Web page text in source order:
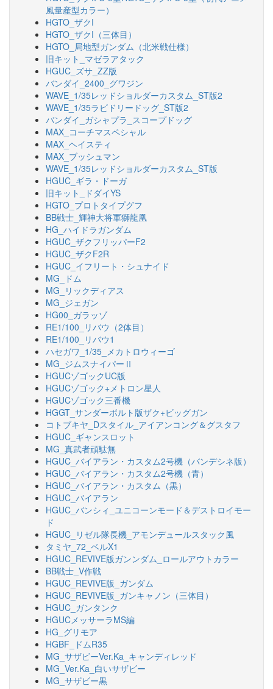
風量産型カラー）
HGTO_ザクI
HGTO_ザクI（三体目）
HGTO_局地型ガンダム（北米戦仕様）
旧キット_マゼラアタック
HGUC_ズサ_ZZ版
バンダイ_2400_グワジン
WAVE_1/35レッドショルダーカスタム_ST版2
WAVE_1/35ラビドリードッグ_ST版2
バンダイ_ガシャプラ_スコープドッグ
MAX_コーチマスペシャル
MAX_ヘイスティ
MAX_ブッシュマン
WAVE_1/35レッドショルダーカスタム_ST版
HGUC_ギラ・ドーガ
旧キット_ドダイYS
HGTO_プロトタイプグフ
BB戦士_輝神大将軍獅龍凰
HG_ハイドラガンダム
HGUC_ザクフリッパーF2
HGUC_ザクF2R
HGUC_イフリート・シュナイド
MG_ドム
MG_リックディアス
MG_ジェガン
HG00_ガラッゾ
RE1/100_リバウ（2体目）
RE1/100_リバウ1
ハセガワ_1/35_メカトロウィーゴ
MG_ジムスナイパーⅡ
HGUCゾゴックUC版
HGUCゾゴック+メトロン星人
HGUCゾゴック三番機
HGGT_サンダーボルト版ザク+ビッグガン
コトブキヤ_Dスタイル_アイアンコング＆グスタフ
HGUC_ギャンスロット
MG_真武者頑駄無
HGUC_バイアラン・カスタム2号機（バンデシネ版）
HGUC_バイアラン・カスタム2号機（青）
HGUC_バイアラン・カスタム（黒）
HGUC_バイアラン
HGUC_バンシィ_ユニコーンモード＆デストロイモー
ド
HGUC_リゼル隊長機_アモンデュールスタック風
タミヤ_72_ベルX1
HGUC_REVIVE版ガンンダム_ロールアウトカラー
BB戦士_V作戦
HGUC_REVIVE版_ガンダム
HGUC_REVIVE版_ガンキャノン（三体目）
HGUC_ガンタンク
HGUCメッサーラMS編
HG_グリモア
HGBF_ドムR35
MG_サザビーVer.Ka_キャンディレッド
MG_Ver.Ka_白いサザビー
MG_サザビー黒